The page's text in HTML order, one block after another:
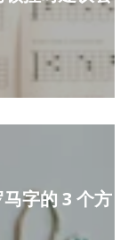
字的 3 个方